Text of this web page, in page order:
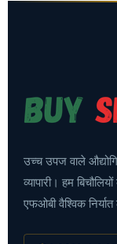
उच्च उपज वाले
व्यापारी। हम
एफओबी वैश्विक